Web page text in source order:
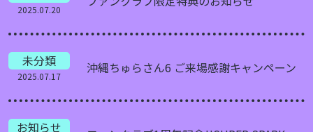
2025.07.20
未分類
2025.07.17
沖縄ちゅらさん6 ご来場感謝キャンペーン
お知らせ